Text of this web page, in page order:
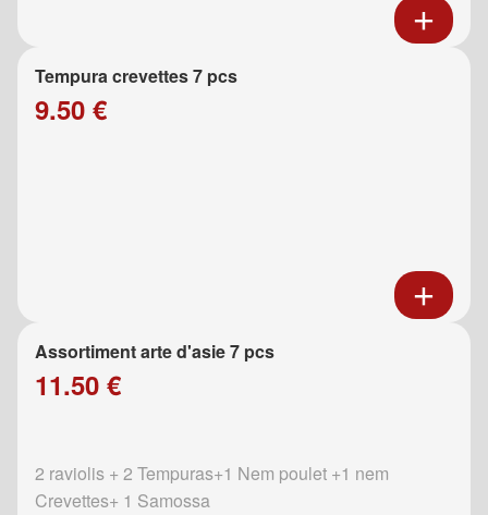
Tempura crevettes 7 pcs
9.50 €
Assortiment arte d'asie 7 pcs
11.50 €
2 raviolis + 2 Tempuras+1 Nem poulet +1 nem
Crevettes+ 1 Samossa